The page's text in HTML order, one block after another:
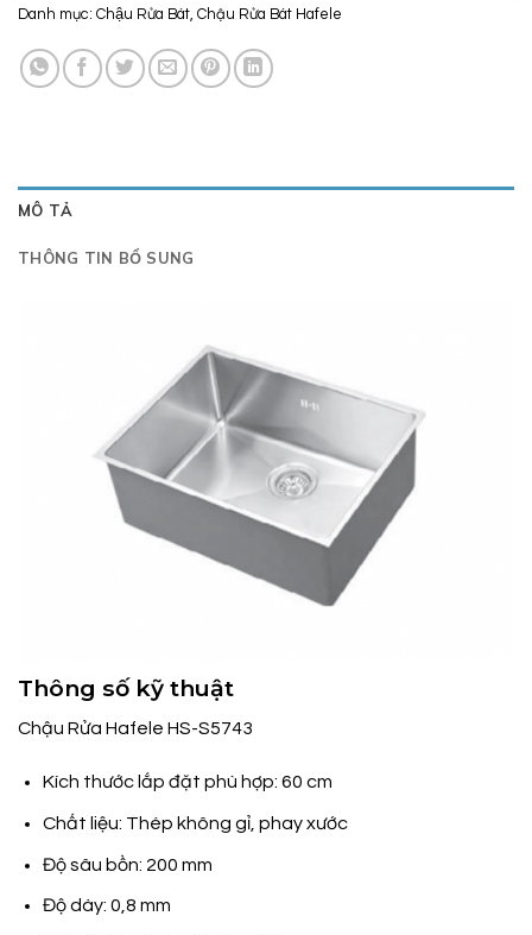
Danh mục: Chậu Rửa Bát, Chậu Rửa Bát Hafele
MÔ TẢ
THÔNG TIN BỔ SUNG
Thông số kỹ thuật
Chậu Rửa Hafele HS-S5743
Kích thước lắp đặt phù hợp: 60 cm
Chất liệu: Thép không gỉ, phay xước
Độ sâu bồn: 200 mm
Độ dày: 0,8 mm